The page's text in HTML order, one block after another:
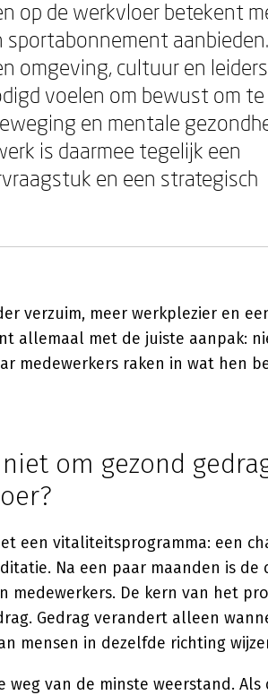
op de werkvloer betekent
omgeving, cultuur en
voelen om bewust om te
en mentale
is daarmee tegelijk een
en een strategisch
verzuim, meer werkplezier en
allemaal met de juiste aanpak:
medewerkers raken in wat hen
om gezond
een vitaliteitsprogramma: een
Na een paar maanden is de
De kern van het
Gedrag verandert alleen
mensen in dezelfde richting
van de minste weerstand. Als